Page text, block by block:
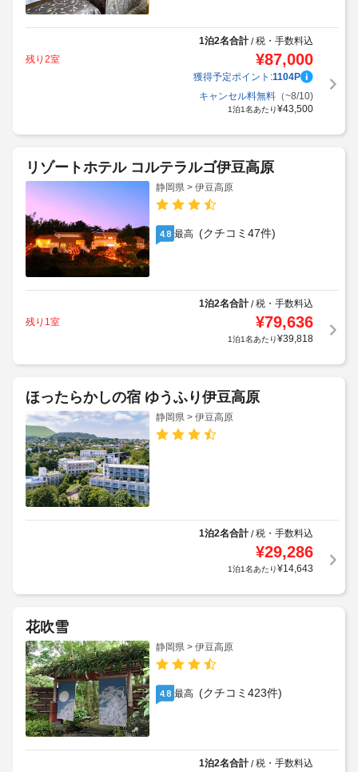
1泊2名合計/税・手数料込
残り2室
¥87,000
獲得予定ポイント:1104P
キャンセル料無料（~8/10)
1泊1名あたり¥43,500
リゾートホテル コルテラルゴ伊豆高原
静岡県 > 伊豆高原
4.8 最高 (クチコミ47件)
1泊2名合計/税・手数料込
残り1室
¥79,636
1泊1名あたり¥39,818
ほったらかしの宿 ゆうふり伊豆高原
静岡県 > 伊豆高原
1泊2名合計/税・手数料込
¥29,286
1泊1名あたり¥14,643
花吹雪
静岡県 > 伊豆高原
4.8 最高 (クチコミ423件)
1泊2名合計/税・手数料込